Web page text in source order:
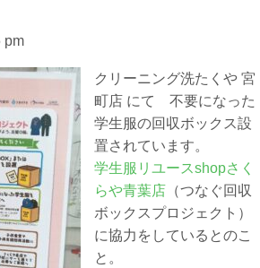
n
pm
クリーニング洗たくや 宮
町店 にて 不要になった
学生服の回収ボックス設
置されています。
学生服リユースshopさく
らや青葉店 （つなぐ回収
ボックスプロジェクト）
に協力をしているとのこ
と。